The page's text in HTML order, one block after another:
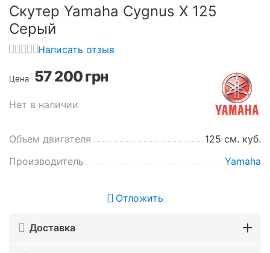
Скутер Yamaha Cygnus X 125
Серый
Написать отзыв
Цена 57 200грн
Нет в наличии
Объем двигателя
125 см. куб.
Производитель
Yamaha
Отложить
Доставка